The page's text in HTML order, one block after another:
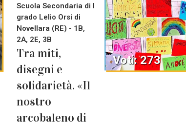
Scuola Secondaria di I
grado Lelio Orsi di
Novellara (RE) - 1B,
2A, 2E, 3B
Tra miti,
disegni e
solidarietà. «Il
nostro
arcobaleno di
Voti: 273